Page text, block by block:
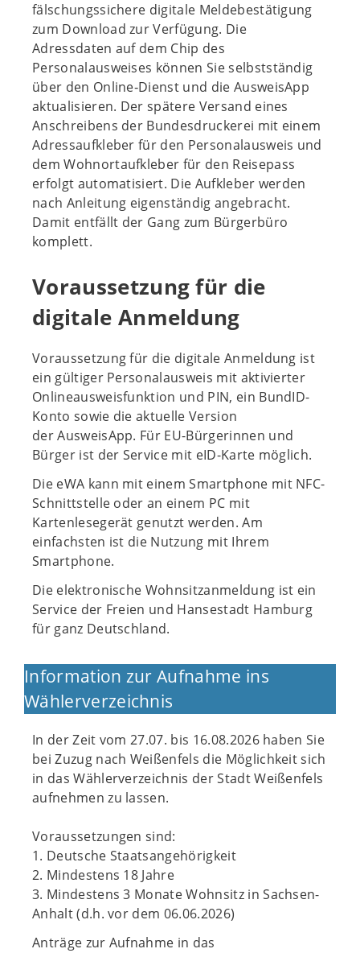
fälschungssichere digitale Meldebestätigung
zum Download zur Verfügung. Die
Adressdaten auf dem Chip des
Personalausweises können Sie selbstständig
über den Online‐Dienst und die AusweisApp
aktualisieren. Der spätere Versand eines
Anschreibens der Bundesdruckerei mit einem
Adressaufkleber für den Personalausweis und
dem Wohnortaufkleber für den Reisepass
erfolgt automatisiert. Die Aufkleber werden
nach Anleitung eigenständig angebracht.
Damit entfällt der Gang zum Bürgerbüro
komplett.
Voraussetzung für die
digitale Anmeldung
Voraussetzung für die digitale Anmeldung ist
ein gültiger Personalausweis mit aktivierter
Onlineausweisfunktion und PIN, ein BundID-
Konto sowie die aktuelle Version
der AusweisApp. Für EU-Bürgerinnen und
Bürger ist der Service mit eID-Karte möglich.
Die eWA kann mit einem Smartphone mit NFC-
Schnittstelle oder an einem PC mit
Kartenlesegerät genutzt werden. Am
einfachsten ist die Nutzung mit Ihrem
Smartphone.
Die elektronische Wohnsitzanmeldung ist ein
Service der Freien und Hansestadt Hamburg
für ganz Deutschland.
Information zur Aufnahme ins
Wählerverzeichnis
In der Zeit vom 27.07. bis 16.08.2026 haben Sie
bei Zuzug nach Weißenfels die Möglichkeit sich
in das Wählerverzeichnis der Stadt Weißenfels
aufnehmen zu lassen.
Voraussetzungen sind:
1. Deutsche Staatsangehörigkeit
2. Mindestens 18 Jahre
3. Mindestens 3 Monate Wohnsitz in Sachsen-
Anhalt (d.h. vor dem 06.06.2026)
Anträge zur Aufnahme in das